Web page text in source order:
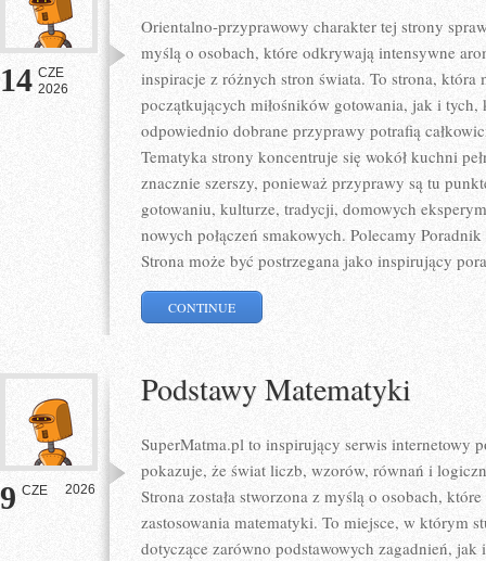
14 CZE
2026
Orientalno-przyprawowy charakter tej strony
myślą o osobach, które odkrywają intensywne
inspiracje z różnych stron świata. To strona, która
początkujących miłośników gotowania, jak i
odpowiednio dobrane przyprawy potrafią
Tematyka strony koncentruje się wokół kuchni
znacznie szerszy, ponieważ przyprawy są tu
gotowaniu, kulturze, tradycji, domowych
nowych połączeń smakowych. Polecamy
Strona może być postrzegana jako inspirujący
CONTINUE
9 CZE 2026
Podstawy Matematyki
SuperMatma.pl to inspirujący serwis internetowy
pokazuje, że świat liczb, wzorów, równań i
Strona została stworzona z myślą o osobach,
zastosowania matematyki. To miejsce, w którym
dotyczące zarówno podstawowych zagadnień,